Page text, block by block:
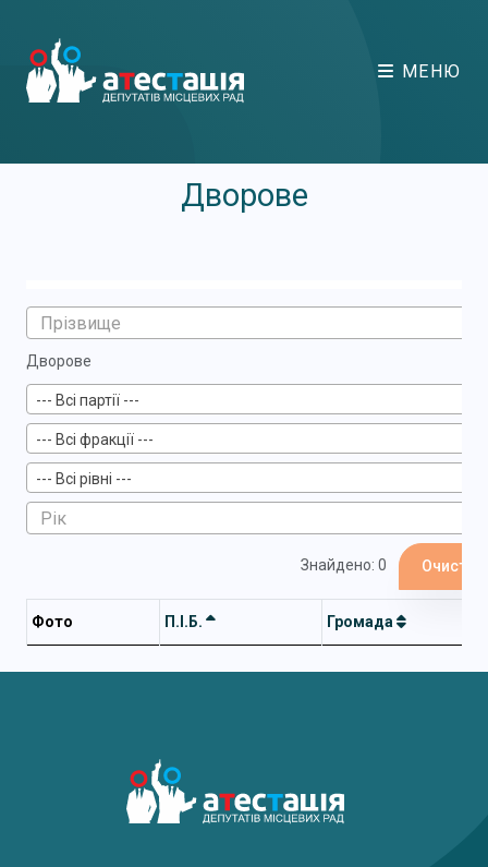
МЕНЮ
Дворове
Дворове
--- Всі партії ---
--- Всі фракції ---
--- Всі рівні ---
Знайдено: 0
Фото П.І.Б. Громада